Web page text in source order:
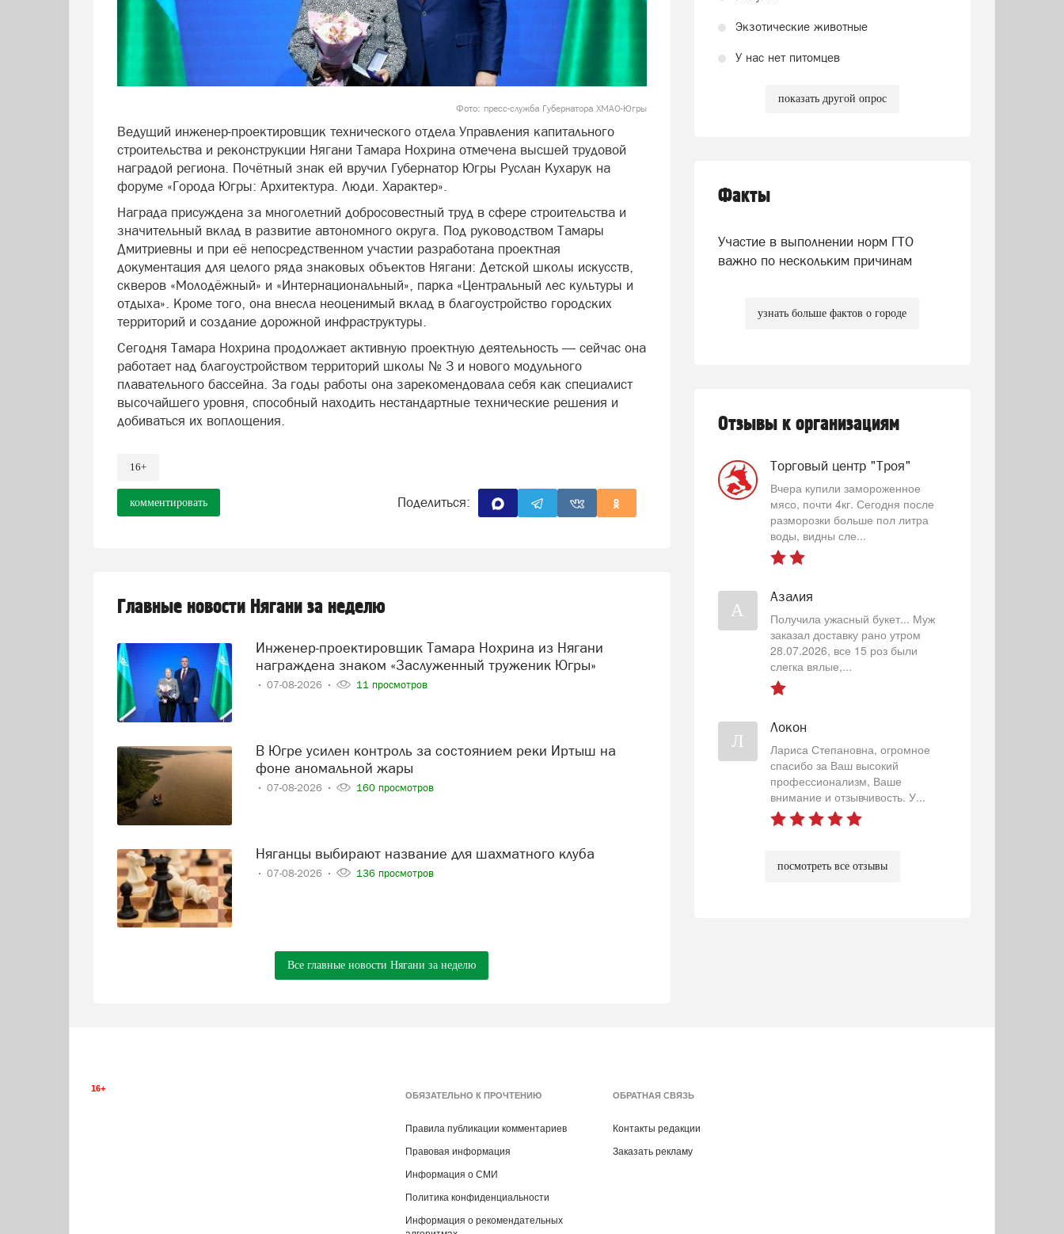
Фото: пресс-служба Губернатора ХМАО-Югры
Ведущий инженер-проектировщик технического отдела Управления капитального
строительства и реконструкции Нягани Тамара Нохрина отмечена высшей трудовой
наградой региона. Почётный знак ей вручил Губернатор Югры Руслан Кухарук на
форуме «Города Югры: Архитектура. Люди. Характер».
Награда присуждена за многолетний добросовестный труд в сфере строительства и
значительный вклад в развитие автономного округа. Под руководством Тамары
Дмитриевны и при её непосредственном участии разработана проектная
документация для целого ряда знаковых объектов Нягани: Детской школы искусств,
скверов «Молодёжный» и «Интернациональный», парка «Центральный лес культуры и
отдыха». Кроме того, она внесла неоценимый вклад в благоустройство городских
территорий и создание дорожной инфраструктуры.
Сегодня Тамара Нохрина продолжает активную проектную деятельность — сейчас она
работает над благоустройством территорий школы № 3 и нового модульного
плавательного бассейна. За годы работы она зарекомендовала себя как специалист
высочайшего уровня, способный находить нестандартные технические решения и
добиваться их воплощения.
16+
комментировать Поделиться:
Главные новости Нягани за неделю
Инженер-проектировщик Тамара Нохрина из Нягани
награждена знаком «Заслуженный труженик Югры»
07-08-2026 11 просмотров
В Югре усилен контроль за состоянием реки Иртыш на
фоне аномальной жары
07-08-2026 160 просмотров
Няганцы выбирают название для шахматного клуба
07-08-2026 136 просмотров
Все главные новости Нягани за неделю
Экзотические животные
У нас нет питомцев
показать другой опрос
Факты
Участие в выполнении норм ГТО
важно по нескольким причинам
узнать больше фактов о городе
Отзывы к организациям
Торговый центр "Троя"
Вчера купили замороженное
мясо, почти 4кг. Сегодня после
разморозки больше пол литра
воды, видны сле...
А
Азалия
Получила ужасный букет... Муж
заказал доставку рано утром
28.07.2026, все 15 роз были
слегка вялые,...
Л
Локон
Лариса Степановна, огромное
спасибо за Ваш высокий
профессионализм, Ваше
внимание и отзывчивость. У...
посмотреть все отзывы
16+
ОБЯЗАТЕЛЬНО К ПРОЧТЕНИЮ
Правила публикации комментариев
Правовая информация
Информация о СМИ
Политика конфиденциальности
Информация о рекомендательных
ОБРАТНАЯ СВЯЗЬ
Контакты редакции
Заказать рекламу